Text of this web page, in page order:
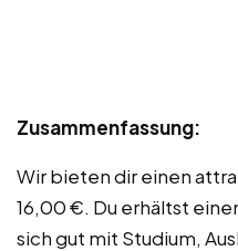
Zusammenfassung:
Wir bieten dir einen
16,00 €. Du erhältst
sich gut mit Studium,